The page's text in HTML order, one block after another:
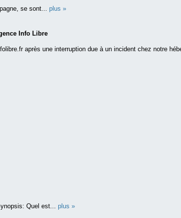
se sont... plus »
Info Libre
après une interruption due à un incident chez notre
Quel est... plus »